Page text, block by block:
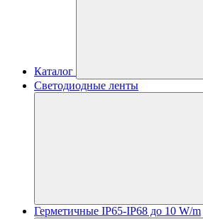
Каталог
Светодиодные ленты
Герметичные IP65-IP68 до 10 W/m